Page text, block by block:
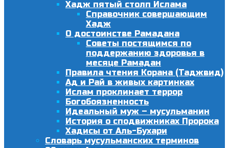
Хадж пятый столп Ислама
Справочник совершающим
Хадж
О достоинстве Рамадана
Советы постящимся по
поддержанию здоровья в
месяце Рамадан
Правила чтения Корана (Таджвид)
Ад и Рай в живых картинках
Ислам проклинает террор
Богобоязненность
Идеальный муж – мусульманин
История о сподвижниках Пророка
Хадисы от Аль-Бухари
Словарь мусульманских терминов